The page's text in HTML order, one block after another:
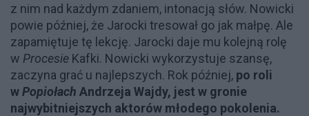
z nim nad każdym zdaniem, intonacją słów. Nowicki
powie później, że Jarocki tresował go jak małpę. Ale
zapamiętuje tę lekcję. Jarocki daje mu kolejną rolę
w Procesie Kafki. Nowicki wykorzystuje szansę,
zaczyna grać u najlepszych. Rok później, po roli
wPopiołach Andrzeja Wajdy, jest w gronie
najwybitniejszych aktorów młodego pokolenia.